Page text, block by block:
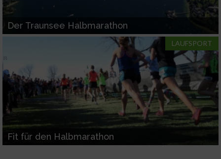
Der Traunsee Halbmarathon
LAUFSPORT
Fit für den Halbmarathon
Verwendung genauer Standortdaten
Geräte anhand von aktiv angeforderten
Informationen identifizieren
Nicht-IAB-Verarbeitungszwecke: